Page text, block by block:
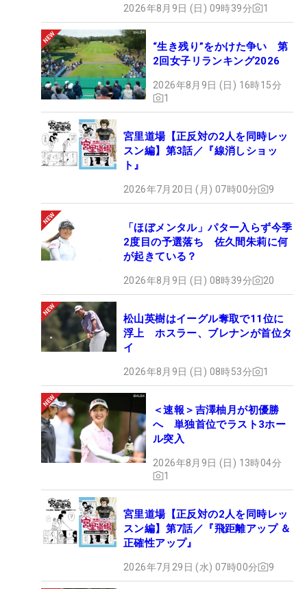
2026年8月9日 (日) 09時39分 1
“生き残り”をかけた争い 第
2回女子リランキング2026
2026年8月9日 (日) 16時15分
1
宮里道場【正反対の2人を同時レッ
スン編】第3話／『線消しショッ
ト』
2026年7月20日 (月) 07時00分 9
「ほぼメンタル」パター入らず今季
2度目の予選落ち 佐久間朱莉に何
が起きている？
2026年8月9日 (日) 08時39分 20
松山英樹はイーグル奪取で11位に
浮上 ホスラー、ブレナンが首位タ
イ
2026年8月9日 (日) 08時53分 1
＜速報＞吉澤柚月が初優勝
へ 単独首位でラスト3ホー
ル突入
2026年8月9日 (日) 13時04分
1
宮里道場【正反対の2人を同時レッ
スン編】第7話／『飛距離アップ ＆
正確性アップ』
2026年7月29日 (水) 07時00分 9